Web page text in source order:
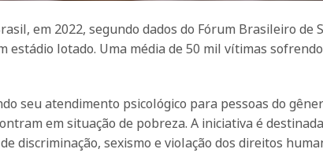
em 2022, segundo dados do Fórum Brasileiro de
lotado. Uma média de 50 mil vítimas
seu atendimento psicológico para pessoas do
em situação de pobreza. A iniciativa é
discriminação, sexismo e violação dos direitos